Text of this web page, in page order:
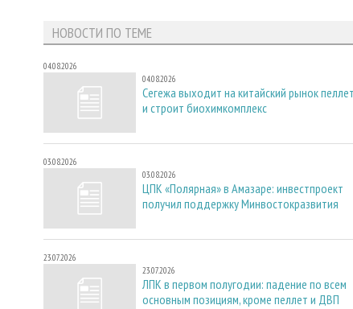
НОВОСТИ ПО ТЕМЕ
04.08.2026
04.08.2026
Сегежа выходит на китайский рынок пеллет
и строит биохимкомплекс
03.08.2026
03.08.2026
ЦПК «Полярная» в Амазаре: инвестпроект
получил поддержку Минвостокразвития
23.07.2026
23.07.2026
ЛПК в первом полугодии: падение по всем
основным позициям, кроме пеллет и ДВП